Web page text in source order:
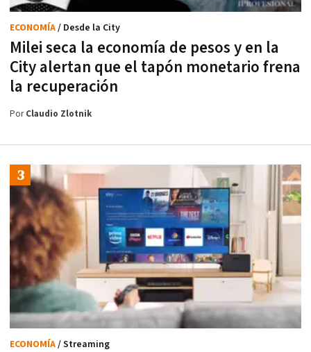
Milei seca la economía de pesos y en la
City alertan que el tapón monetario frena
la recuperación
ECONOMÍA/ Desde la City
PorClaudio Zlotnik
ECONOMÍA/ Streaming